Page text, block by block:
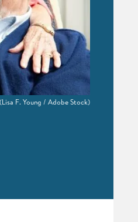
(Lisa F. Young / Adobe Stock)